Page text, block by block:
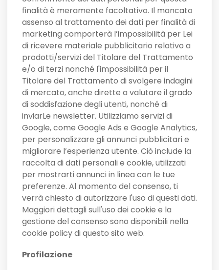
finalità è meramente facoltativo. Il mancato
assenso al trattamento dei dati per finalità di
marketing comporterà l’impossibilità per Lei
di ricevere materiale pubblicitario relativo a
prodotti/servizi del Titolare del Trattamento
e/o di terzi nonché l'impossibilità per il
Titolare del Trattamento di svolgere indagini
di mercato, anche dirette a valutare il grado
di soddisfazione degli utenti, nonché di
inviarLe newsletter. Utilizziamo servizi di
Google, come Google Ads e Google Analytics,
per personalizzare gli annunci pubblicitari e
migliorare l’esperienza utente. Ciò include la
raccolta di dati personali e cookie, utilizzati
per mostrarti annunci in linea con le tue
preferenze. Al momento del consenso, ti
verrà chiesto di autorizzare l'uso di questi dati.
Maggiori dettagli sull'uso dei cookie e la
gestione del consenso sono disponibili nella
cookie policy di questo sito web.
Profilazione